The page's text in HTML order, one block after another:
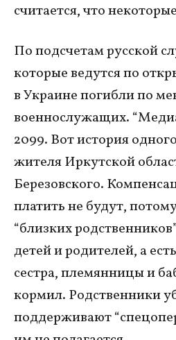
считается, что
По подсчетам русской
которые ведутся по
в Украине погибли по
военнослужащих.
2099. Вот история
жителя Иркутской
Березовского.
платить не будут,
“близких
детей и родителей, а
сестра, племянницы и
кормил. Родственники
поддерживают